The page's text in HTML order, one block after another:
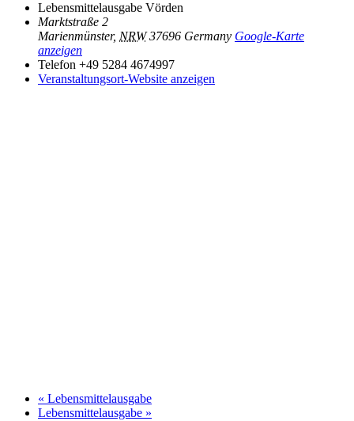
Lebensmittelausgabe Vörden
Marktstraße 2
Marienmünster, NRW 37696 Germany Google-Karte
anzeigen
Telefon +49 5284 4674997
Veranstaltungsort-Website anzeigen
« Lebensmittelausgabe
Lebensmittelausgabe »